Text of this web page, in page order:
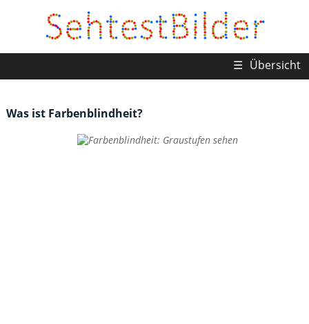
☰ Übersicht
Was ist Farbenblindheit?